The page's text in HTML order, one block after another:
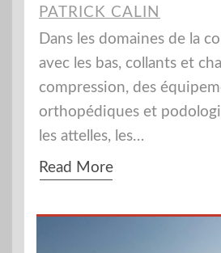
PATRICK CALIN
Dans les domaines de la
avec les bas, collants et
compression, des
orthopédiques et
les attelles, les…
Read More